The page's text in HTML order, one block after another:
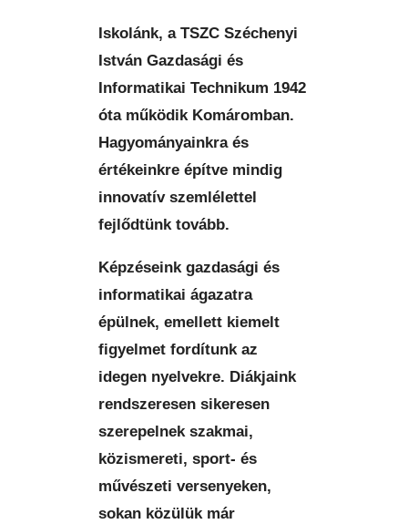
Iskolánk, a TSZC Széchenyi
István Gazdasági és
Informatikai Technikum 1942
óta működik Komáromban.
Hagyományainkra és
értékeinkre építve mindig
innovatív szemlélettel
fejlődtünk tovább.
Képzéseink gazdasági és
informatikai ágazatra
épülnek, emellett kiemelt
figyelmet fordítunk az
idegen nyelvekre. Diákjaink
rendszeresen sikeresen
szerepelnek szakmai,
közismereti, sport- és
művészeti versenyeken,
sokan közülük már